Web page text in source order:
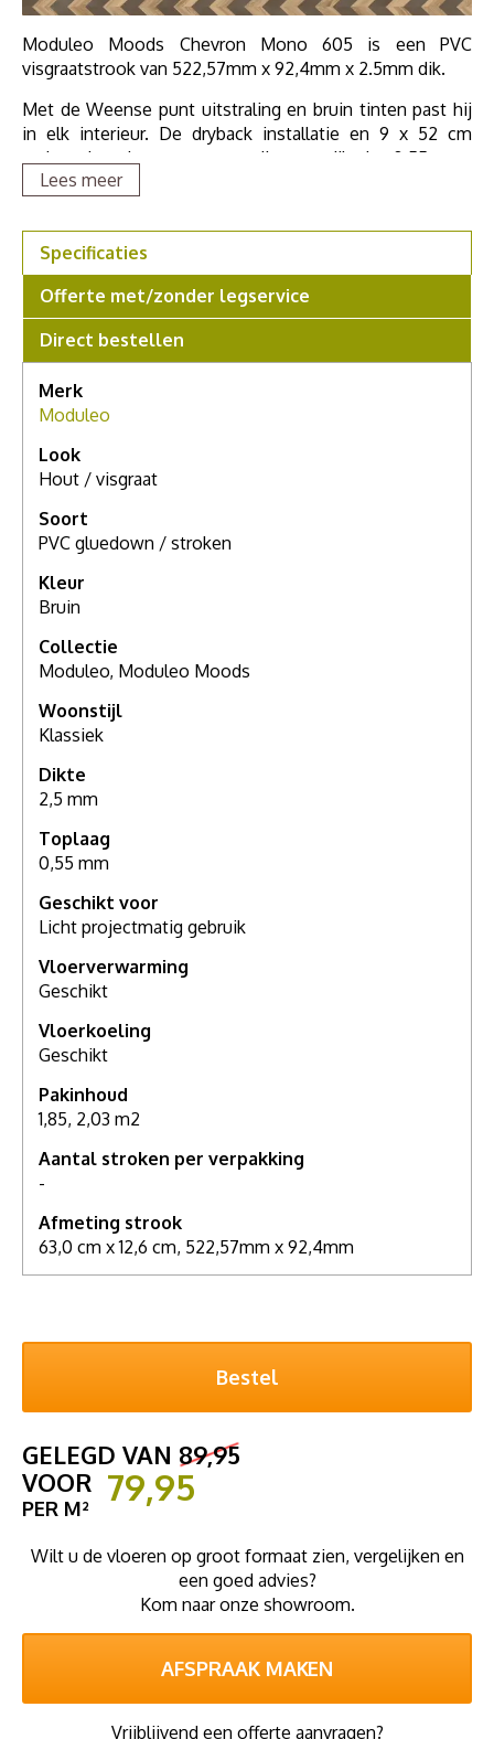
Moduleo Moods Chevron Mono 605 is een PVC
visgraatstrook van 522,57mm x 92,4mm x 2.5mm dik.
Met de Weense punt uitstraling en bruin tinten past hij
in elk interieur. De dryback installatie en 9 x 52 cm
maken het leggen eenvoudig, terwijl de 0,55 mm
toplaag en geen embossed in register de houtlook
geschikt voor vloerverwarming en is geluiddempend.
Het Chevron Mono-patroon varieert van intens donker
tot sierlijk licht, met natuurlijke nerven en knopen die
zorgen voor extra textuur en tegelijkertijd de serene
essentie van hout bewaren. Vraag ons naar alle
mogelijkheden/patronen.
Als u meer wilt weten over deze vloer, grotere stalen
afspraak in onze showroom. Voor een compleet
persoonlijk advies.
Lees meer
Specificaties
Offerte met/zonder legservice
Direct bestellen
Merk
Moduleo
Look
Hout / visgraat
Soort
PVC gluedown / stroken
Kleur
Bruin
Collectie
Moduleo, Moduleo Moods
Woonstijl
Klassiek
Dikte
2,5 mm
Toplaag
0,55 mm
Geschikt voor
Licht projectmatig gebruik
Vloerverwarming
Geschikt
Vloerkoeling
Geschikt
Pakinhoud
1,85, 2,03 m2
Aantal stroken per verpakking
-
Afmeting strook
63,0 cm x 12,6 cm, 522,57mm x 92,4mm
GELEGD VAN 89,95
VOOR 79,95
PER M²
Wilt u de vloeren op groot formaat zien, vergelijken en
een goed advies?
Kom naar onze showroom.
AFSPRAAK MAKEN
Vrijblijvend een offerte aanvragen?